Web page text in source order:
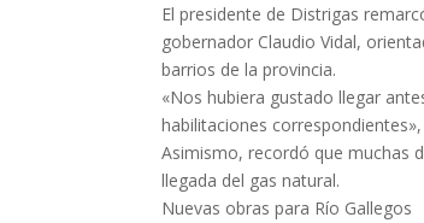
El presidente de Distrigas
gobernador Claudio Vidal,
barrios de la provincia.
«Nos hubiera gustado llegar
habilitaciones
Asimismo, recordó que muchas
llegada del gas natural.
Nuevas obras para Río Gallegos